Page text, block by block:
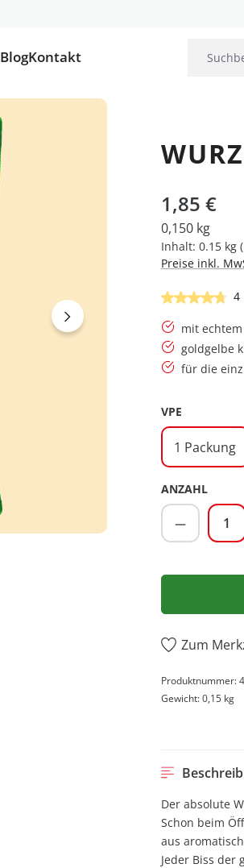
BlogKontakt
Regulärer
1,85 €
0,150 kg
Inhalt: 0.15 kg
Preise inkl.
4
mit echtem
goldgelbe
für die
VPE
1 Packung
ANZAHL
Produkt
Zum
Produktnummer:
Gewicht:0,15 kg
Der absolute
Schon beim
aus
Jeder Biss der